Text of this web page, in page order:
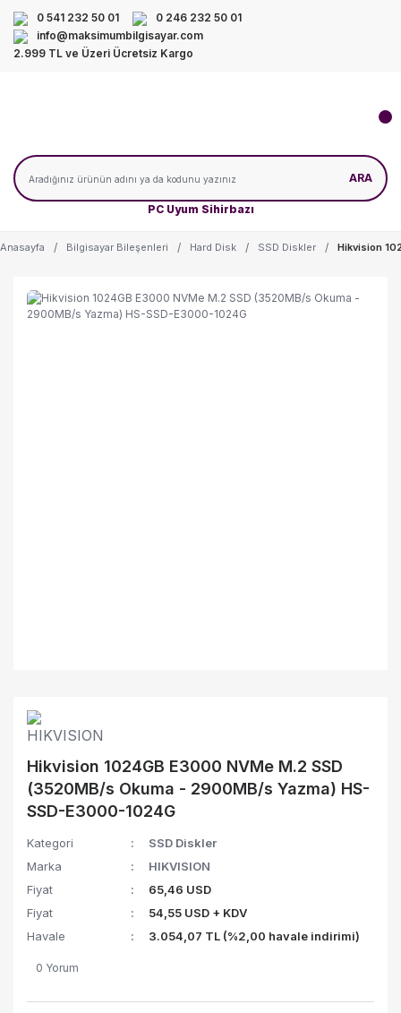
0 541 232 50 01
0 246 232 50 01
info@maksimumbilgisayar.com
2.999 TL ve Üzeri Ücretsiz Kargo
PC Uyum Sihirbazı
ARA
Anasayfa Bilgisayar Bileşenleri Hard Disk SSD Diskler Hikvision
Hikvision 1024GB E3000 NVMe M.2 SSD
(3520MB/s Okuma - 2900MB/s Yazma) HS-
SSD-E3000-1024G
Kategori
SSD Diskler
Marka
HIKVISION
Fiyat
65,46 USD
Fiyat
54,55 USD + KDV
Havale
3.054,07 TL (%2,00 havale indirimi)
0 Yorum